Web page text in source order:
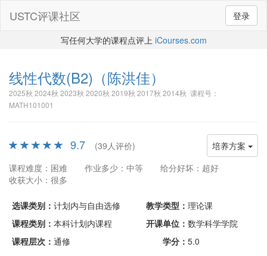
登录
USTC评课社区
写任何大学的课程点评上 iCourses.com
线性代数(B2) （陈洪佳）
2025秋 2024秋 2023秋 2020秋 2019秋 2017秋 2014秋 课程号：
MATH101001
培养方案
9.7
(39人评价)
课程难度：困难
作业多少：中等
给分好坏：超好
收获大小：很多
选课类别： 计划内与自由选修 教学类型： 理论课
课程类别： 本科计划内课程 开课单位： 数学科学学院
课程层次： 通修 学分： 5.0